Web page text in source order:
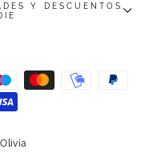
Y DESCUENTOS